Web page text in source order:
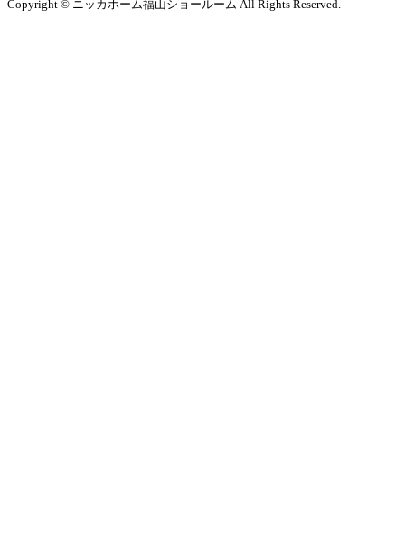
Copyright © ニッカホーム福山ショールーム All Rights Reserved.